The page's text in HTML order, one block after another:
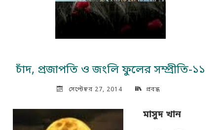
চাঁদ, প্রজাপতি ও জংলি ফুলের সম্প্রীতি-১১
সেপ্টেম্বর 27, 2014 প্রবন্ধ
মাসুদ খান